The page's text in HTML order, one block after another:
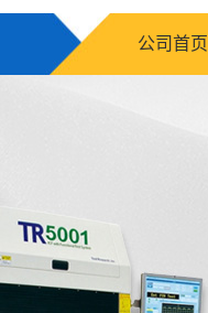
公司首页